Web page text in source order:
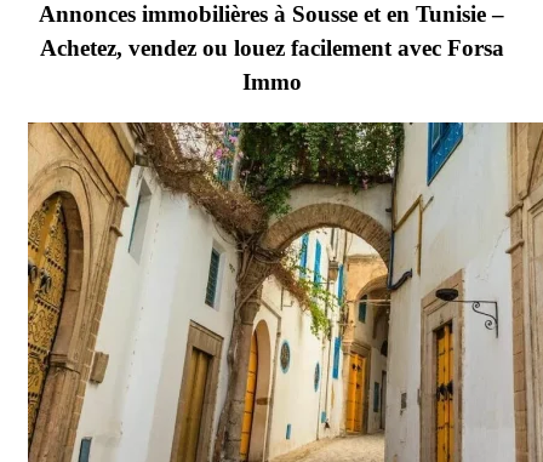
Annonces immobilières à Sousse et en Tunisie –
Achetez, vendez ou louez facilement avec Forsa
Immo